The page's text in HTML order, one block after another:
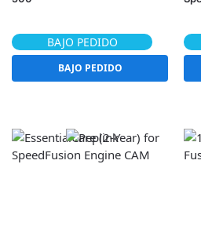
BAJO PEDIDO
BAJO PEDIDO